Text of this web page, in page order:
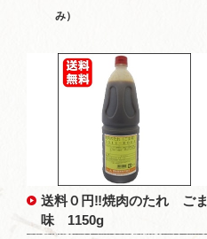
み）
送料０円‼焼肉のたれ ごま
味 1150g